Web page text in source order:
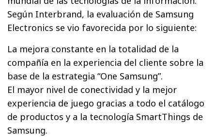
Según Interbrand, la evaluación de Samsung
Electronics se vio favorecida por lo siguiente:
La mejora constante en la totalidad de la
compañía en la experiencia del cliente sobre la
base de la estrategia “One Samsung”.
El mayor nivel de conectividad y la mejor
experiencia de juego gracias a todo el catálogo
de productos y a la tecnología SmartThings de
Samsung.